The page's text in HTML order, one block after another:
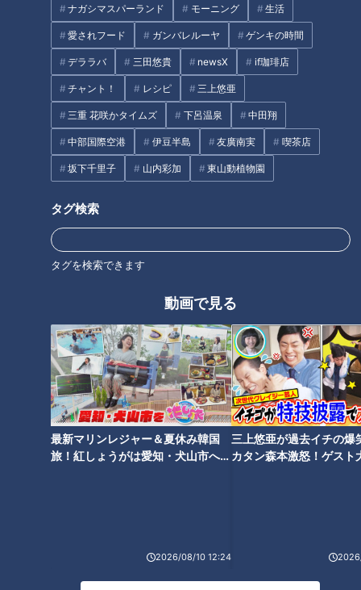
ナガシマスパーランド モーニング 生活
愛されフード ガンバレルーヤ ゲンキの時間
デララバ 三田悠貴 newsX if珈琲店
チャント！ レシピ 三上悠亜
三重 花咲かタイムズ 下呂温泉 中田翔
中部国際空港 伊豆半島 友廣南実 喫茶店
坂下千里子 山内彩加 東山動植物園
タグ検索
タグを検索できます
動画で見る
最新マリンレジャー＆夏休み韓国
旅！紅しょうがは愛知・犬山市へ
2026/08/10 12:24
三上悠亜が過去イチの爆
カタン森本激怒！ゲスト
シーズン3衝撃の最終回！「押
しに負けました」チャラ男、年
上グラドルの猛アピールに恋が
「連絡先を交換するには、前回
の連絡先は消すのがルール」
――二人の間で揺れる心、元揮
が出した答えとは？
タグ
エンタメ トンツカタン森本 三上悠亜 恋はロケ中に
さりげない一言にキュン♡ 友情
か恋か、気の合う2人の結末は
ってんだよ！」すれ違いだらけ
の2人に、まさかの結末！？